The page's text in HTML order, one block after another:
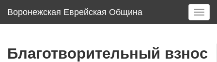
Воронежская Еврейская Община
T
o
l
Благотворительный взнос